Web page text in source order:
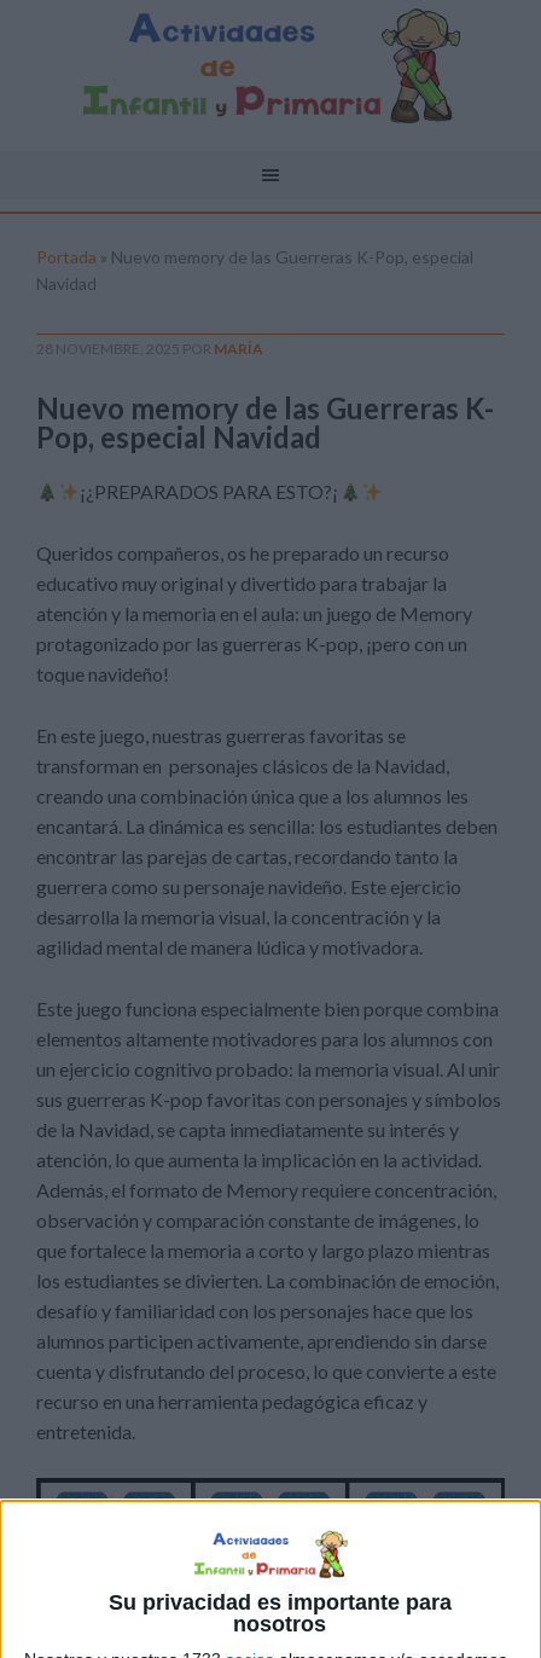
Su privacidad es importante para
nosotros
Portada » Nuevo memory de las Guerreras K-Pop, especial
Navidad
28 NOVIEMBRE, 2025 POR MARÍA
Nuevo memory de las Guerreras K-
Pop, especial Navidad
¡¿PREPARADOS PARA ESTO?¡
Queridos compañeros, os he preparado un recurso
educativo muy original y divertido para trabajar la
atención y la memoria en el aula: un juego de Memory
protagonizado por las guerreras K-pop, ¡pero con un
toque navideño!
En este juego, nuestras guerreras favoritas se
transforman en personajes clásicos de la Navidad,
creando una combinación única que a los alumnos les
encantará. La dinámica es sencilla: los estudiantes deben
encontrar las parejas de cartas, recordando tanto la
guerrera como su personaje navideño. Este ejercicio
desarrolla la memoria visual, la concentración y la
agilidad mental de manera lúdica y motivadora.
Este juego funciona especialmente bien porque combina
elementos altamente motivadores para los alumnos con
un ejercicio cognitivo probado: la memoria visual. Al unir
sus guerreras K-pop favoritas con personajes y símbolos
de la Navidad, se capta inmediatamente su interés y
atención, lo que aumenta la implicación en la actividad.
Además, el formato de Memory requiere concentración,
observación y comparación constante de imágenes, lo
que fortalece la memoria a corto y largo plazo mientras
los estudiantes se divierten. La combinación de emoción,
desafío y familiaridad con los personajes hace que los
alumnos participen activamente, aprendiendo sin darse
cuenta y disfrutando del proceso, lo que convierte a este
recurso en una herramienta pedagógica eficaz y
entretenida.